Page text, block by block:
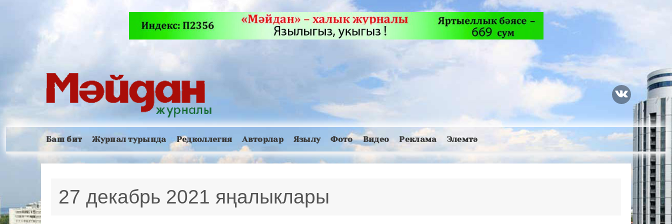
Баш бит Журнал турында Редколлегия Авторлар Язылу Фото Видео Реклама Элемтә
27 декабрь 2021 яңалыклары